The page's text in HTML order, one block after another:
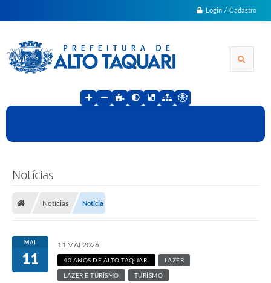
Login / Cadastro
Notícias
Notícias Notícia
MAI
11
11 MAI 2026
40 ANOS DE ALTO TAQUARI LAZER
LAZER E TURÍSMO TURÍSMO